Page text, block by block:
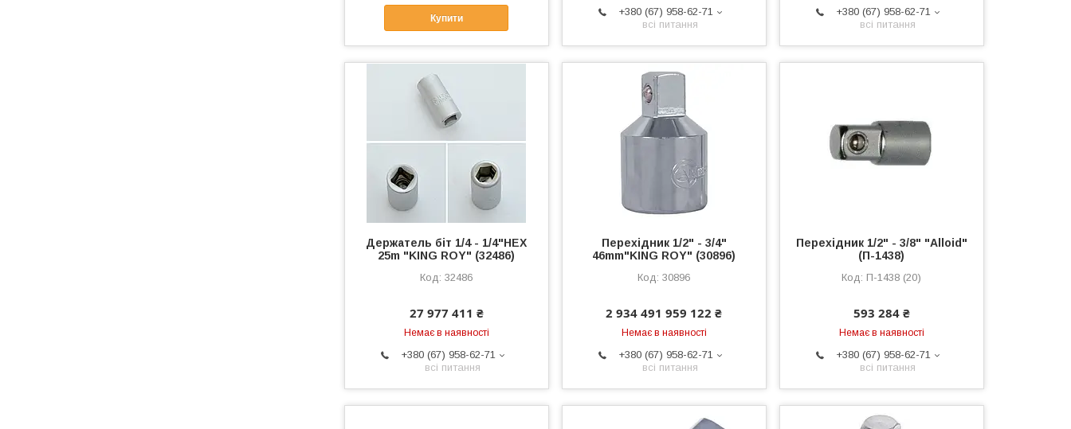
Купити
+380 (67) 958-62-71
всі питання
+380 (67) 958-62-71
всі питання
Держатель біт 1/4 - 1/4"HEX
25m "KING ROY" (32486)
32486
27 977 411 ₴
Немає в наявності
+380 (67) 958-62-71
всі питання
Перехідник 1/2" - 3/4"
46mm"KING ROY" (30896)
30896
2 934 491 959 122 ₴
Немає в наявності
+380 (67) 958-62-71
всі питання
Перехідник 1/2" - 3/8" "Alloid"
(П-1438)
П-1438 (20)
593 284 ₴
Немає в наявності
+380 (67) 958-62-71
всі питання